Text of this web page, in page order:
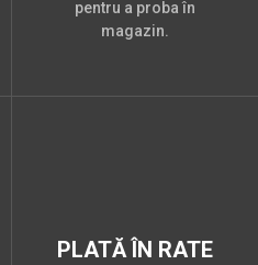
pentru a proba în
magazin.
PLATĂ ÎN RATE